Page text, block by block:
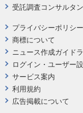
プライバシーポリシー
商標について
ニュース作成ガイド
ログイン・ユーザー
サービス案内
利用規約
広告掲載について
受託調査コンサルタ